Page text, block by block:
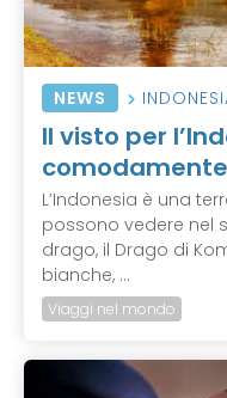
NEWS
Il visto per
L’Indonesia è una
possono vedere nel
drago, il Drago di
bianche, ...
Viaggi nel mondo